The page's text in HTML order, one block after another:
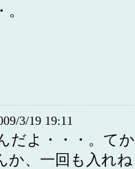
3/19 19:11
だよ・・・。て
か、一回も入れ